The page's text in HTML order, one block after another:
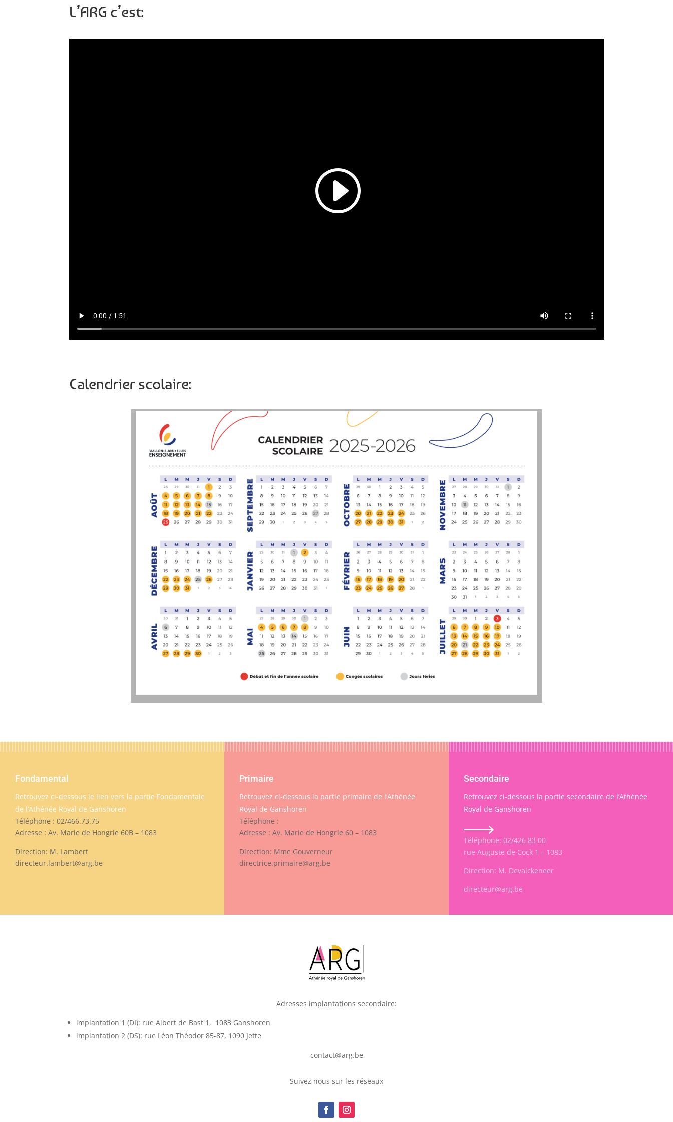
L’ARG c’est:
Calendrier scolaire:
Fondamental
Retrouvez ci-dessous le lien vers la partie Fondamentale
de l’Athénée Royal de Ganshoren
Téléphone : 02/466.73.75
Adresse : Av. Marie de Hongrie 60B – 1083
Direction: M. Lambert
directeur.lambert@arg.be
Primaire
Retrouvez ci-dessous la partie primaire de l’Athénée
Royal de Ganshoren
Téléphone :
Adresse : Av. Marie de Hongrie 60 – 1083
Direction: Mme Gouverneur
directrice.primaire@arg.be
Secondaire
Retrouvez ci-dessous la partie secondaire de l’Athénée
Royal de Ganshoren
Téléphone: 02/426 83 00
rue Auguste de Cock 1 – 1083
Direction: M. Devalckeneer
directeur@arg.be
Adresses implantations secondaire:
implantation 1 (DI): rue Albert de Bast 1, 1083 Ganshoren
implantation 2 (DS): rue Léon Théodor 85-87, 1090 Jette
contact@arg.be
Suivez nous sur les réseaux